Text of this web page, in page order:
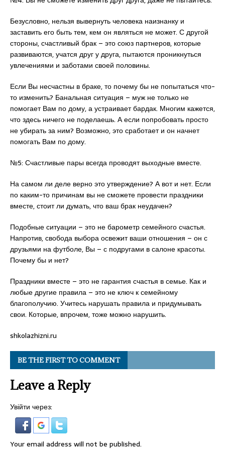
Безусловно, нельзя вывернуть человека наизнанку и
заставить его быть тем, кем он являться не может. С другой
стороны, счастливый брак – это союз партнеров, которые
развиваются, учатся друг у друга, пытаются проникнуться
увлечениями и заботами своей половины.
Если Вы несчастны в браке, то почему бы не попытаться что-
то изменить? Банальная ситуация – муж не только не
помогает Вам по дому, а устраивает бардак. Многим кажется,
что здесь ничего не поделаешь. А если попробовать просто
не убирать за ним? Возможно, это сработает и он начнет
помогать Вам по дому.
№5: Счастливые пары всегда проводят выходные вместе.
На самом ли деле верно это утверждение? А вот и нет. Если
по каким-то причинам вы не сможете провести праздники
вместе, стоит ли думать, что ваш брак неудачен?
Подобные ситуации – это не барометр семейного счастья.
Напротив, свобода выбора освежит ваши отношения – он с
друзьями на футболе, Вы – с подругами в салоне красоты.
Почему бы и нет?
Праздники вместе – это не гарантия счастья в семье. Как и
любые другие правила – это не ключ к семейному
благополучию. Учитесь нарушать правила и придумывать
свои. Которые, впрочем, тоже можно нарушить.
shkolazhizni.ru
BE THE FIRST TO COMMENT
Leave a Reply
Увійти через:
Your email address will not be published.